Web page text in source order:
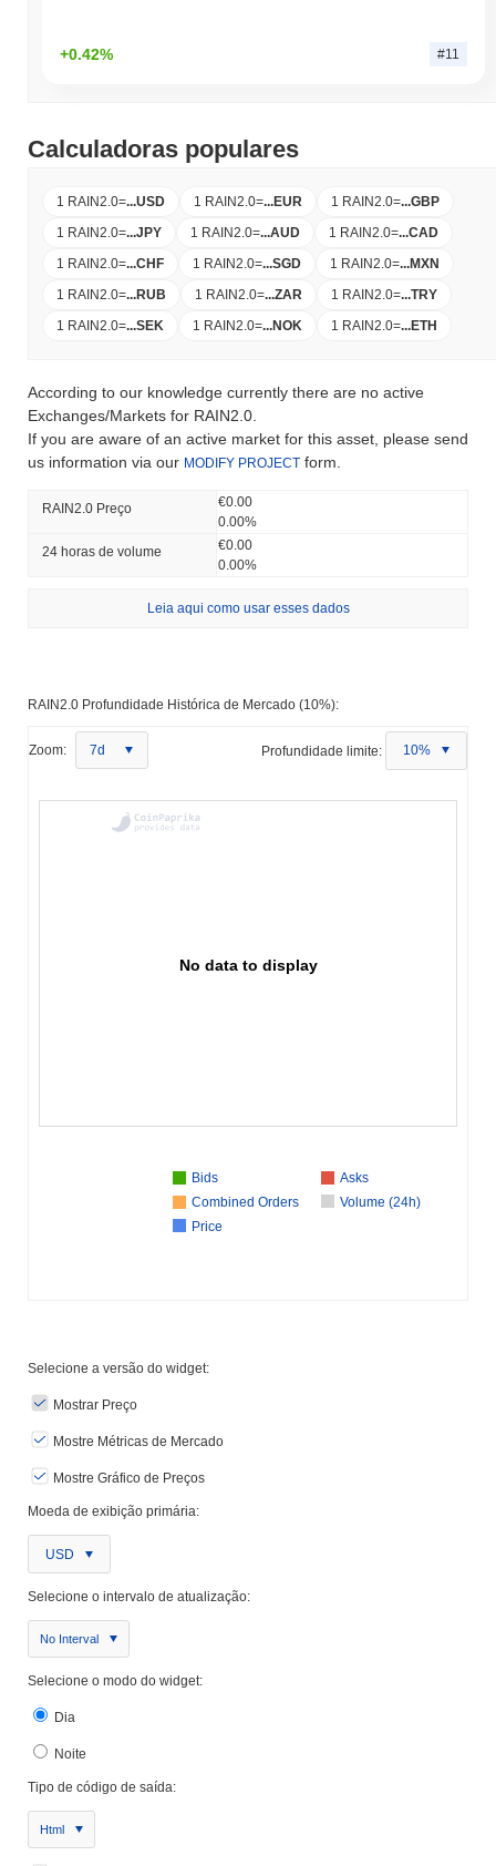
+0.42% #11
Calculadoras populares
1 RAIN2.0=...USD 1 RAIN2.0=...EUR 1 RAIN2.0=...GBP
1 RAIN2.0=...JPY 1 RAIN2.0=...AUD 1 RAIN2.0=...CAD
1 RAIN2.0=...CHF 1 RAIN2.0=...SGD 1 RAIN2.0=...MXN
1 RAIN2.0=...RUB 1 RAIN2.0=...ZAR 1 RAIN2.0=...TRY
1 RAIN2.0=...SEK 1 RAIN2.0=...NOK 1 RAIN2.0=...ETH
According to our knowledge currently there are no active
Exchanges/Markets for RAIN2.0.
If you are aware of an active market for this asset, please send
us information via our MODIFY PROJECT form.
RAIN2.0 Preço
€0.00
0.00%
24 horas de volume
€0.00
0.00%
Leia aqui como usar esses dados
RAIN2.0 Profundidade Histórica de Mercado (10%):
Zoom: 7d Profundidade limite: 10%
No data to display
Bids
Asks
Combined Orders
Volume (24h)
Price
Selecione a versão do widget:
Mostrar Preço
Mostre Métricas de Mercado
Mostre Gráfico de Preços
Moeda de exibição primária:
USD
Selecione o intervalo de atualização:
No Interval
Selecione o modo do widget:
Dia
Noite
Tipo de código de saída:
Html